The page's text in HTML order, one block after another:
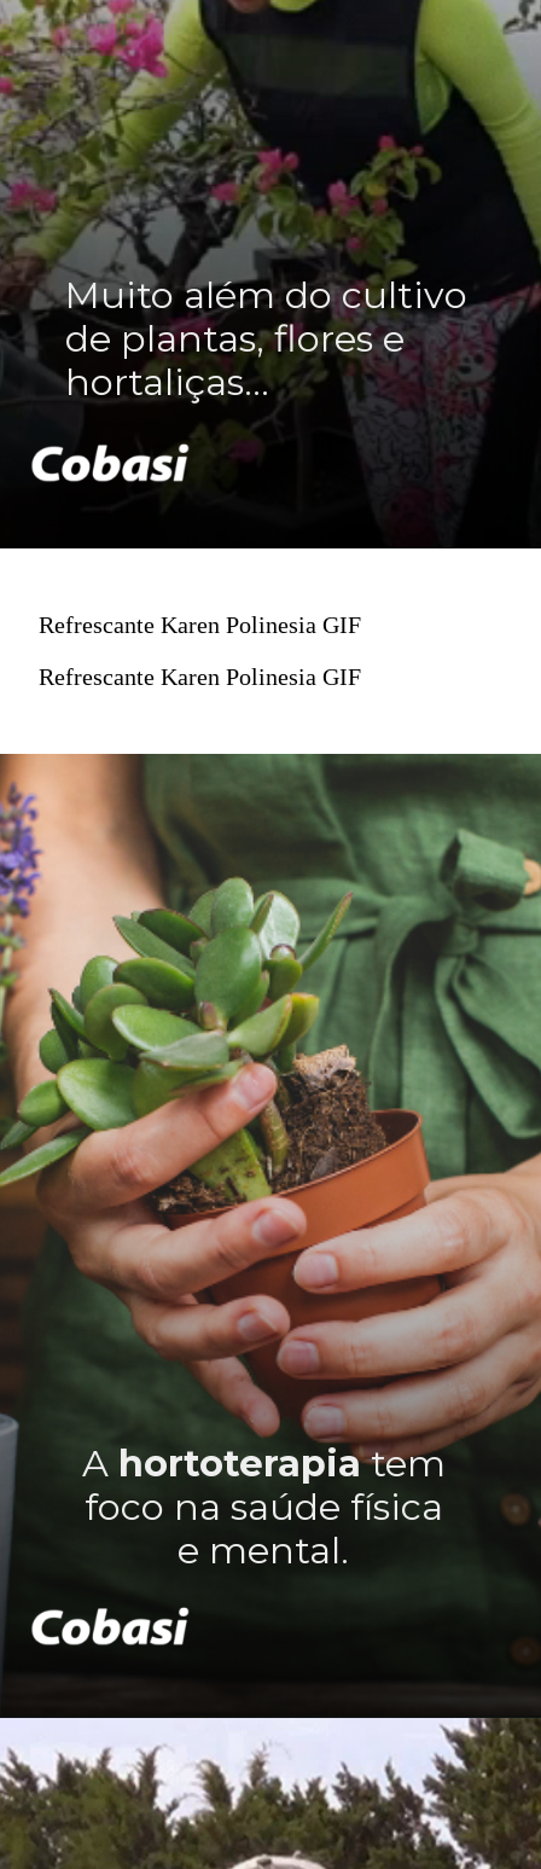
Muito além do cultivo
de plantas, flores e
hortaliças...
Refrescante Karen Polinesia GIF
Refrescante Karen Polinesia GIF
A hortoterapiatem
foco na saúde física
e mental.